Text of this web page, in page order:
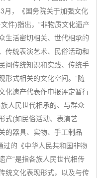
月，《国务院关于加强文化
件)指出，“非物质文化遗产
生活密切相关、世代相承的
传统表演艺术、民俗活动和
间传统知识和实践、传统手
形式相关的文化空间。”随
化遗产代表作申报评定暂行
人民世代相承的、与群众
式(如民俗活动、表演艺
的器具、实物、手工制品
过的《中华人民共和国非物
产“是指各族人民世代相传
统文化表现形式，以及与传